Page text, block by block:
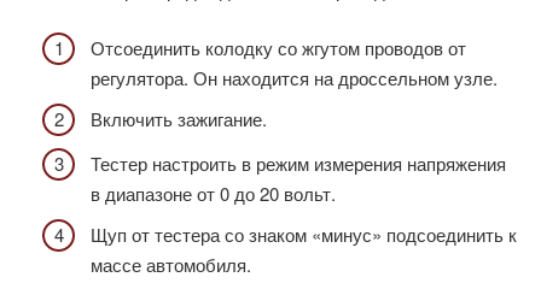
Отсоединить колодку со жгутом проводов от
регулятора. Он находится на дроссельном узле.
Включить зажигание.
Тестер настроить в режим измерения напряжения
в диапазоне от 0 до 20 вольт.
Щуп от тестера со знаком «минус» подсоединить к
массе автомобиля.